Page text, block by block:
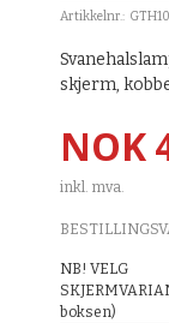
Artikkelnr.:
skjerm,
Pris
NOK
inkl. mva.
NB! VELG
boksen)